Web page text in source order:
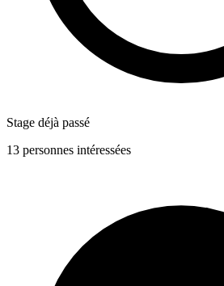
Stage déjà passé
13 personnes intéressées